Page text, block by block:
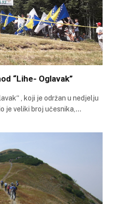
“Lihe- Oglavak”
, koji je održan u nedjelju
je veliki broj učesnika,…